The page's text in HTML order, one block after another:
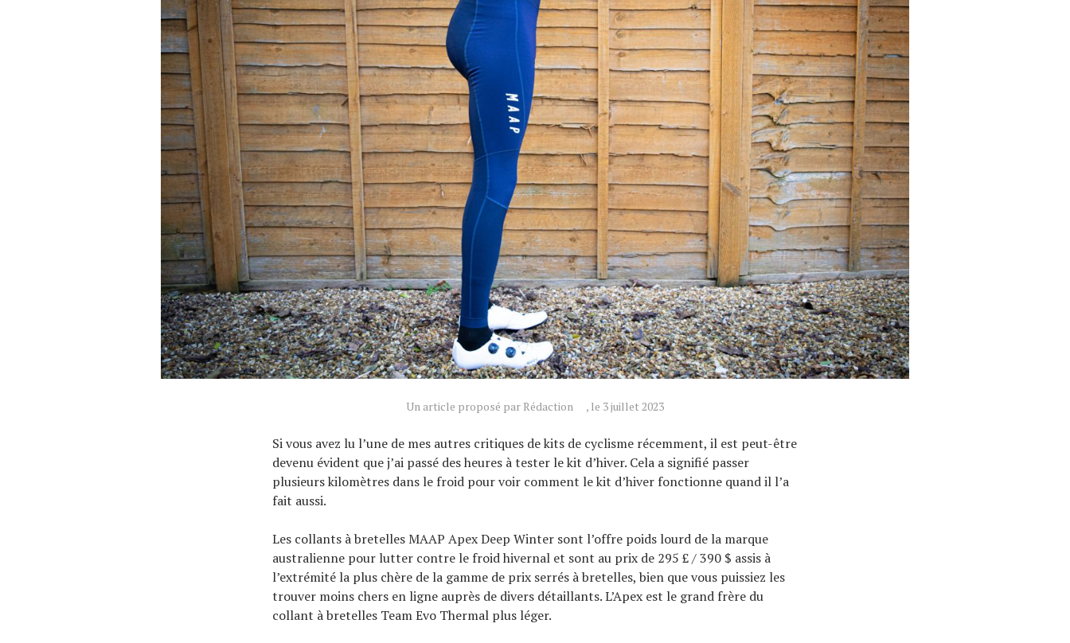
Un article proposé par Rédaction , le 3 juillet 2023
Si vous avez lu l’une de mes autres critiques de kits de cyclisme récemment, il est peut-être
devenu évident que j’ai passé des heures à tester le kit d’hiver. Cela a signifié passer
plusieurs kilomètres dans le froid pour voir comment le kit d’hiver fonctionne quand il l’a
fait aussi.
Les collants à bretelles MAAP Apex Deep Winter sont l’offre poids lourd de la marque
australienne pour lutter contre le froid hivernal et sont au prix de 295 £ / 390 $ assis à
l’extrémité la plus chère de la gamme de prix serrés à bretelles, bien que vous puissiez les
trouver moins chers en ligne auprès de divers détaillants. L’Apex est le grand frère du
collant à bretelles Team Evo Thermal plus léger.